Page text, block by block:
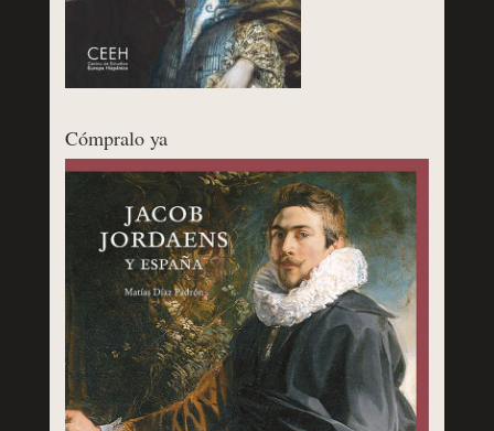
Cómpralo ya